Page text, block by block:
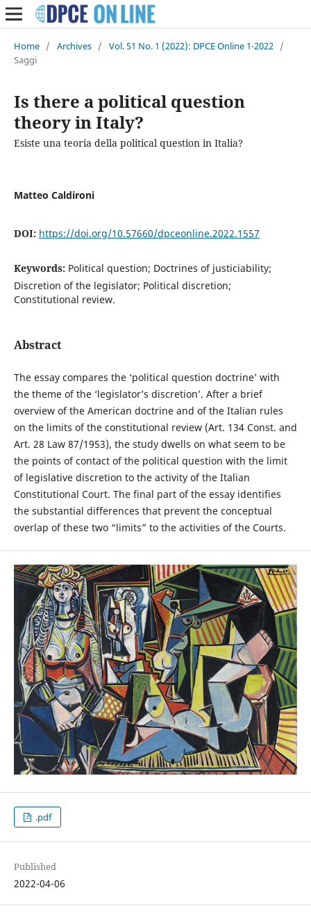
Home / Archives / Vol. 51 No. 1 (2022): DPCE Online 1-2022 /
Saggi
Is there a political question
theory in Italy?
Esiste una teoria della political question in Italia?
Matteo Caldironi
DOI: https://doi.org/10.57660/dpceonline.2022.1557
Keywords: Political question; Doctrines of justiciability;
Discretion of the legislator; Political discretion;
Constitutional review.
Abstract
The essay compares the ‘political question doctrine’ with
the theme of the ‘legislator’s discretion’. After a brief
overview of the American doctrine and of the Italian rules
on the limits of the constitutional review (Art. 134 Const. and
Art. 28 Law 87/1953), the study dwells on what seem to be
the points of contact of the political question with the limit
of legislative discretion to the activity of the Italian
Constitutional Court. The final part of the essay identifies
the substantial differences that prevent the conceptual
overlap of these two “limits” to the activities of the Courts.
.pdf
Published
2022-04-06